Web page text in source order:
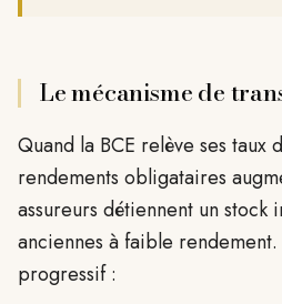
Le mécanisme de
Quand la BCE relève ses taux
rendements obligataires
assureurs détiennent un
anciennes à faible
progressif :